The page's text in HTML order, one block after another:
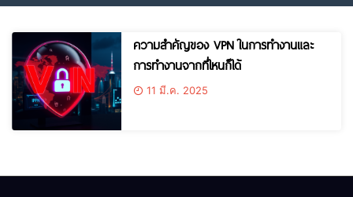
ความสำคัญของ VPN ในการทำงานและ
การทำงานจากที่ไหนก็ได้
11 มี.ค. 2025